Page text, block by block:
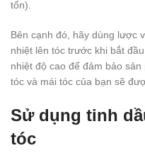
tổn).
Bên cạnh đó, hãy dùng lược
nhiệt lên tóc trước khi bắt
nhiệt độ cao để đảm bảo
tóc và mái tóc của bạn sẽ
Sử dụng tinh
tóc